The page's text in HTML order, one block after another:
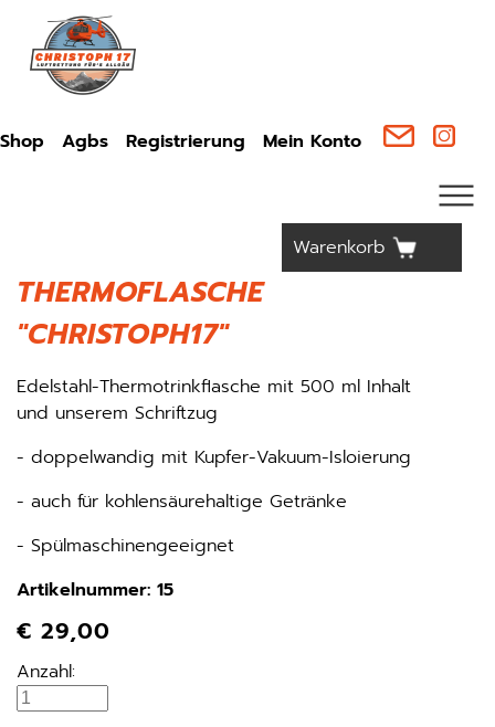
Shop Agbs Registrierung Mein Konto
Warenkorb
THERMOFLASCHE
"CHRISTOPH17"
Edelstahl-Thermotrinkflasche mit 500 ml Inhalt
und unserem Schriftzug
- doppelwandig mit Kupfer-Vakuum-Isloierung
- auch für kohlensäurehaltige Getränke
- Spülmaschinengeeignet
Artikelnummer: 15
€ 29,00
Anzahl: